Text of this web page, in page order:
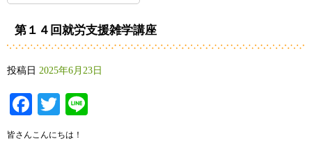
第１４回就労支援雑学講座
投稿日 2025年6月23日
Facebook
Twitter
皆さんこんにちは！